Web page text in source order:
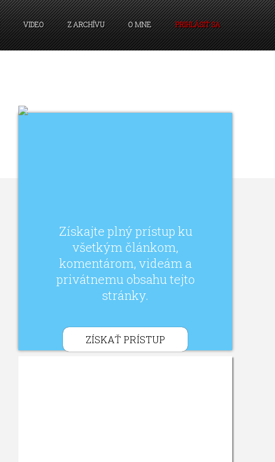
VIDEO Z ARCHÍVU O MNE PRIHLÁSIŤ SA
Získajte plný prístup ku
všetkým článkom,
komentárom, videám a
privátnemu obsahu tejto
stránky.
ZÍSKAŤ PRÍSTUP